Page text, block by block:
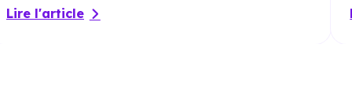
Lire l'article